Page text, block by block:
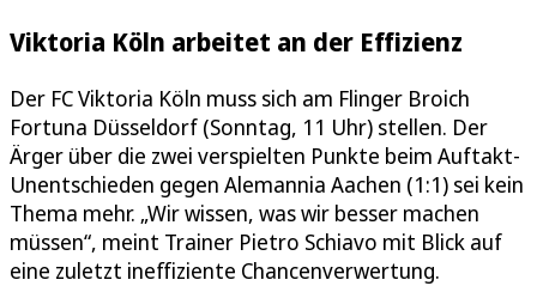
Viktoria Köln arbeitet an der Effizienz
Der FC Viktoria Köln muss sich am Flinger Broich
Fortuna Düsseldorf (Sonntag, 11 Uhr) stellen. Der
Ärger über die zwei verspielten Punkte beim Auftakt-
Unentschieden gegen Alemannia Aachen (1:1) sei kein
Thema mehr. „Wir wissen, was wir besser machen
müssen“, meint Trainer Pietro Schiavo mit Blick auf
eine zuletzt ineffiziente Chancenverwertung.